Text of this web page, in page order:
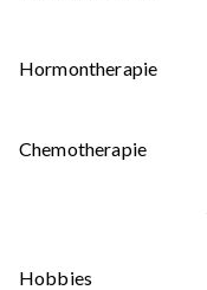
Hormontherapie
Chemotherapie
Hobbies